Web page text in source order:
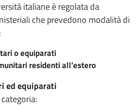
italiane è regolata da
che prevedono modalità di
o equiparati
residenti all’estero
ed equiparati